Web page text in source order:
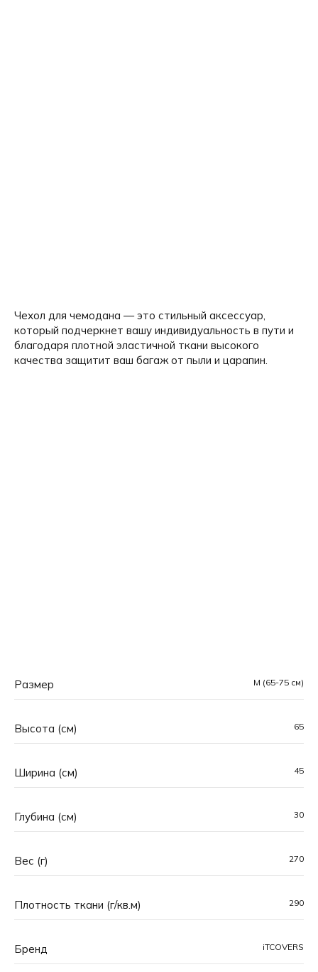
Чехол для чемодана — это стильный аксессуар,
который подчеркнет вашу индивидуальность в пути и
благодаря плотной эластичной ткани высокого
качества защитит ваш багаж от пыли и царапин.
Основная особенность чехлов iTCOVERS™ —
уникальные принты, созданные вручную командой
Размер M (65-75 см)
Высота (см) 65
Ширина (см) 45
Глубина (см) 30
Вес (г) 270
Плотность ткани (г/кв.м) 290
Бренд iTCOVERS